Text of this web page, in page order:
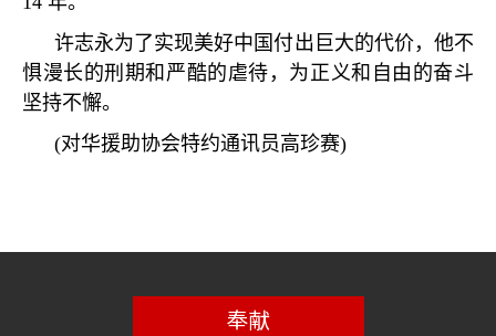
许志永为了实现美好中国付出巨大的代价，他不
惧漫长的刑期和严酷的虐待，为正义和自由的奋斗
坚持不懈。
(对华援助协会特约通讯员高珍赛)
奉献